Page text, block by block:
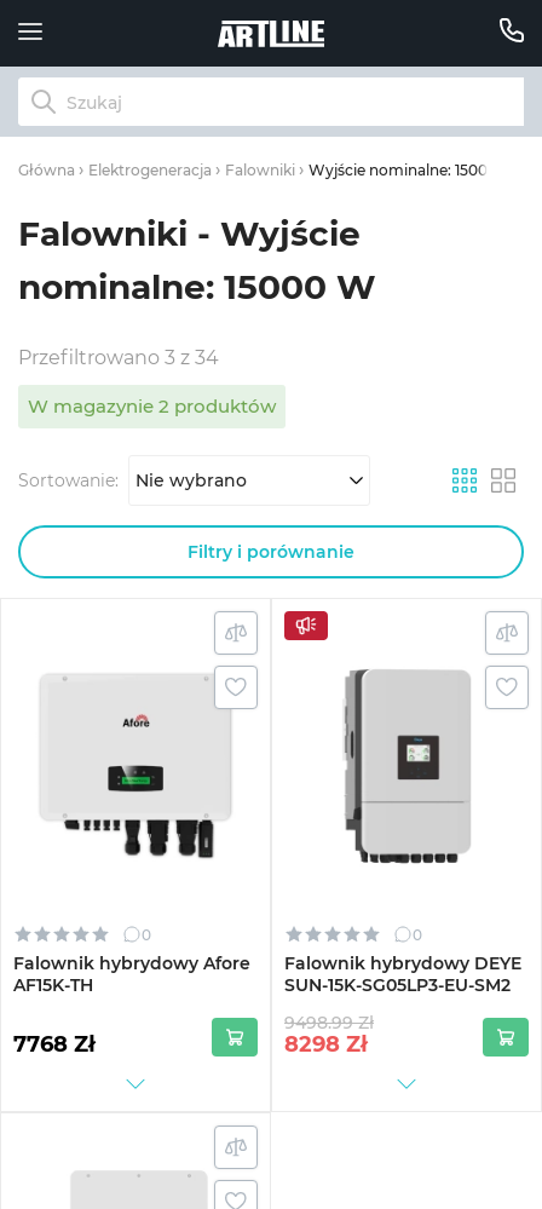
Główna Elektrogeneracja Falowniki Wyjście nominalne: 15000 W
Falowniki - Wyjście
nominalne: 15000 W
Przefiltrowano 3 z 34
W magazynie 2 produktów
Sortowanie: Nie wybrano
Filtry i porównanie
0
Falownik hybrydowy Afore
AF15K-TH
7768 Zł
0
Falownik hybrydowy DEYE
SUN-15K-SG05LP3-EU-SM2
9498.99 Zł
8298 Zł